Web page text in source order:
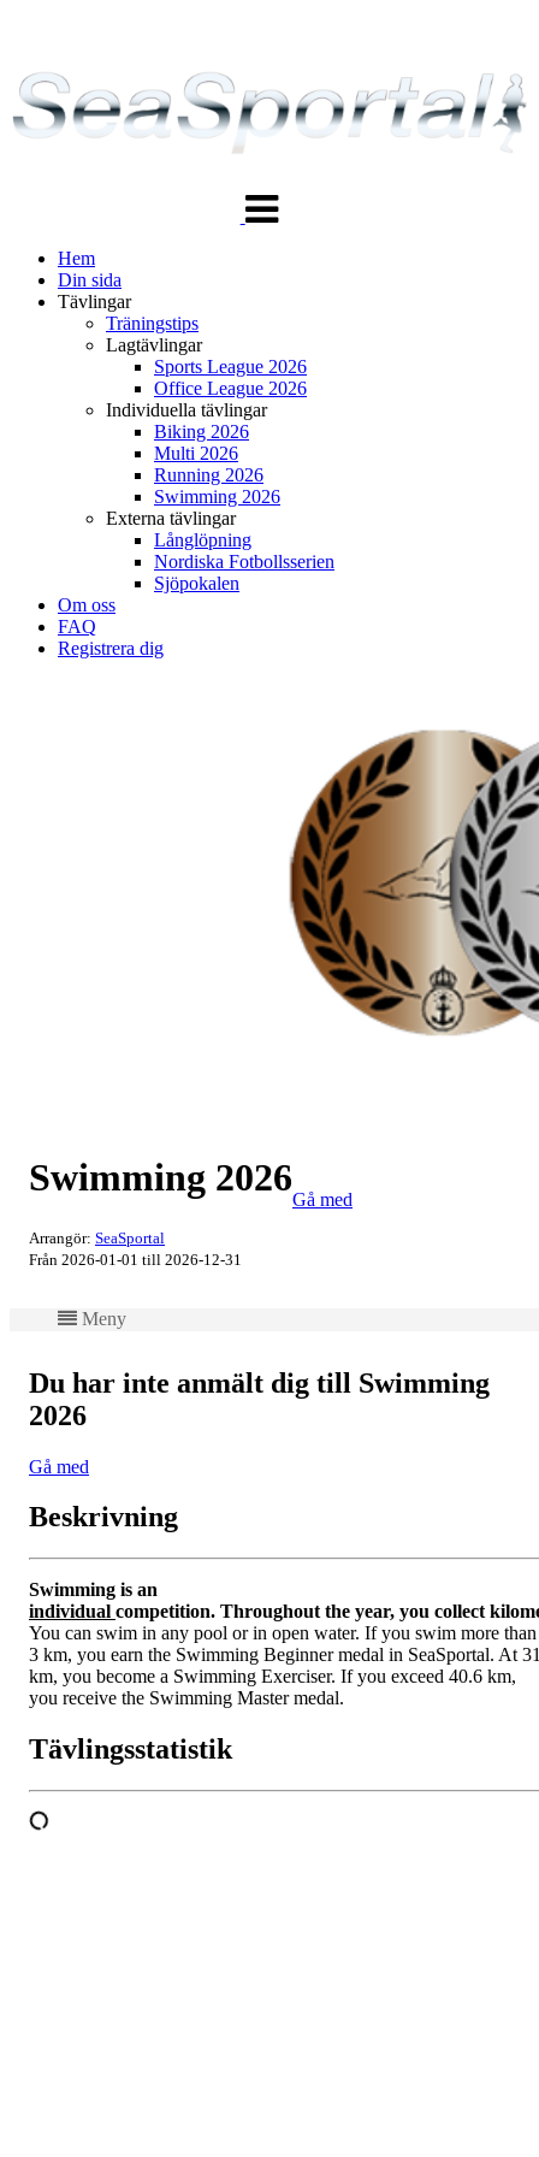
navigering
Hem
Din sida
Tävlingar
Träningstips
Lagtävlingar
Sports League 2026
Office League 2026
Individuella tävlingar
Biking 2026
Multi 2026
Running 2026
Swimming 2026
Externa tävlingar
Långlöpning
Nordiska Fotbollsserien
Sjöpokalen
Om oss
FAQ
Registrera dig
Swimming 2026
Arrangör: SeaSportal
Från 2026-01-01 till 2026-12-31
Gå med
Meny
Du har inte anmält dig till Swimming
2026
Gå med
Beskrivning
Swimming is an
individual competition. Throughout the year, you collect
You can swim in any pool or in open water. If you swim more than
3 km, you earn the Swimming Beginner medal in SeaSportal. At
km, you become a Swimming Exerciser. If you exceed 40.6 km,
you receive the Swimming Master medal.
Tävlingsstatistik